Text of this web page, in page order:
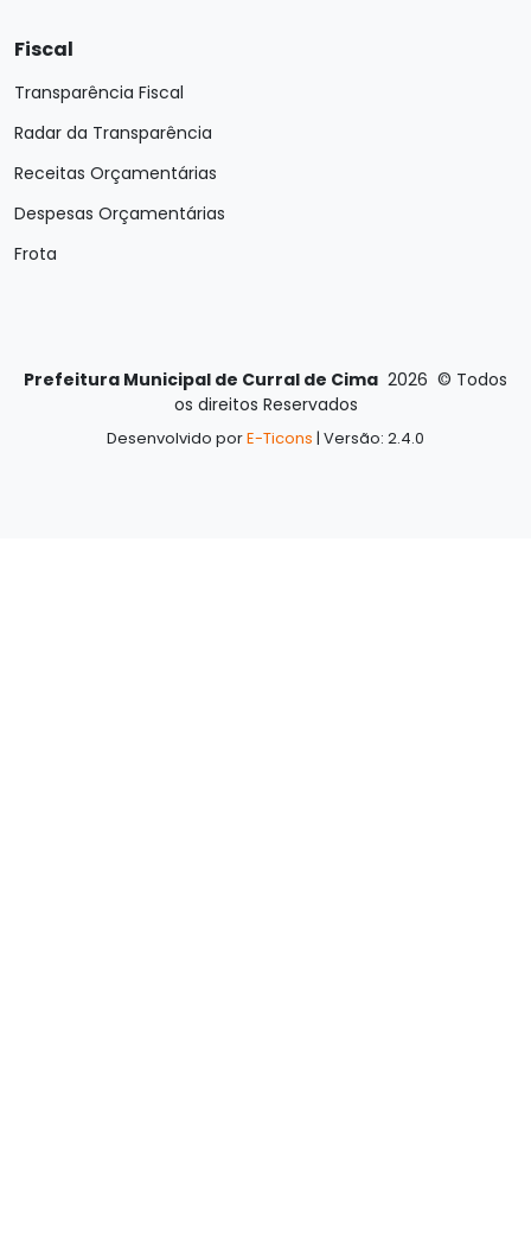
Fiscal
Transparência Fiscal
Radar da Transparência
Receitas Orçamentárias
Despesas Orçamentárias
Frota
Prefeitura Municipal de Curral de Cima 2026 © Todos
os direitos Reservados
Desenvolvido porE-Ticons | Versão: 2.4.0